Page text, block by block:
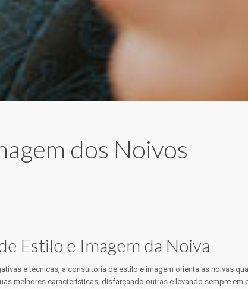
dos Noivos
Estilo e Imagem da Noiva
e técnicas, a consultoria de estilo e imagem orienta as noivas
melhores características, disfarçando outras e levando sempre em